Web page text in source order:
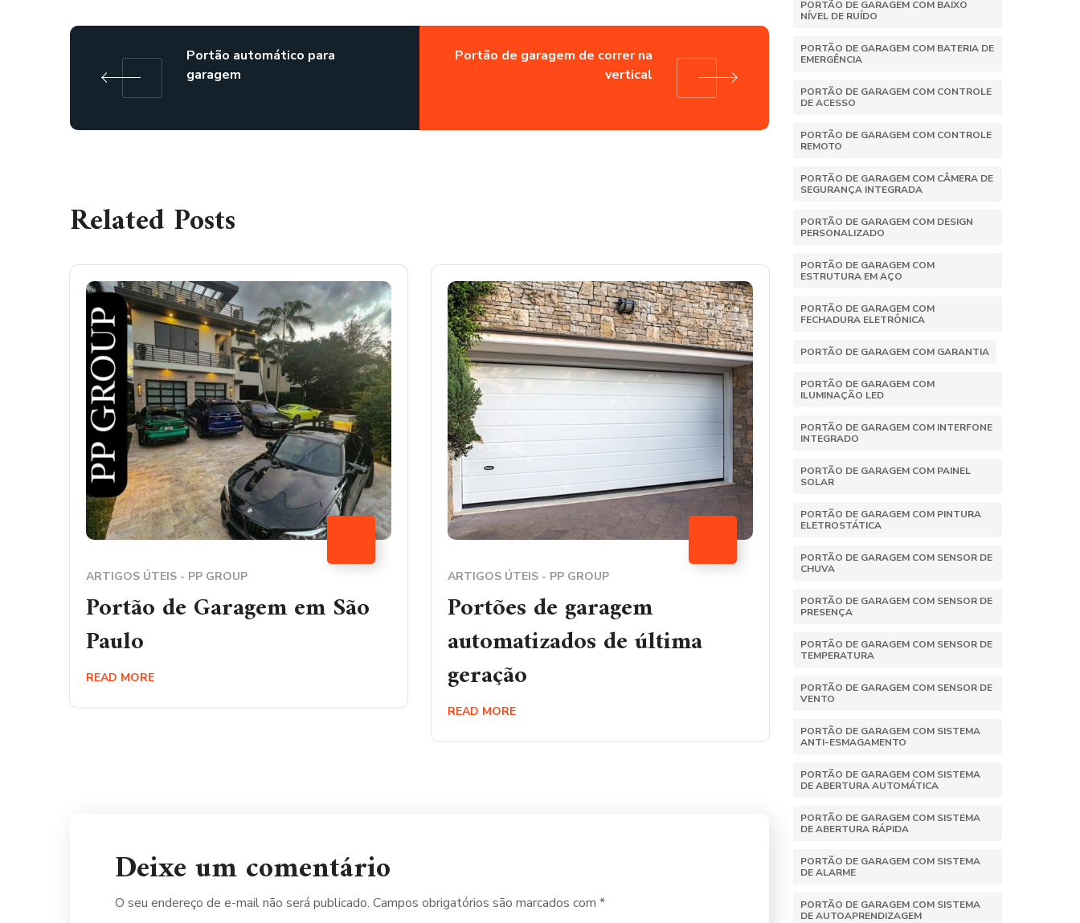
Portão automático para
garagem
Portão de garagem de correr na
vertical
Related Posts
ARTIGOS ÚTEIS - PP GROUP
Portão de Garagem em São
Paulo
READ MORE
ARTIGOS ÚTEIS - PP GROUP
Portões de garagem
automatizados de última
geração
READ MORE
Deixe um comentário
O seu endereço de e-mail não será publicado. Campos obrigatórios são marcados com *
PORTÃO DE GARAGEM COM BAIXO
NÍVEL DE RUÍDO
PORTÃO DE GARAGEM COM BATERIA DE
EMERGÊNCIA
PORTÃO DE GARAGEM COM CONTROLE
DE ACESSO
PORTÃO DE GARAGEM COM CONTROLE
REMOTO
PORTÃO DE GARAGEM COM CÂMERA DE
SEGURANÇA INTEGRADA
PORTÃO DE GARAGEM COM DESIGN
PERSONALIZADO
PORTÃO DE GARAGEM COM
ESTRUTURA EM AÇO
PORTÃO DE GARAGEM COM
FECHADURA ELETRÔNICA
PORTÃO DE GARAGEM COM GARANTIA
PORTÃO DE GARAGEM COM
ILUMINAÇÃO LED
PORTÃO DE GARAGEM COM INTERFONE
INTEGRADO
PORTÃO DE GARAGEM COM PAINEL
SOLAR
PORTÃO DE GARAGEM COM PINTURA
ELETROSTÁTICA
PORTÃO DE GARAGEM COM SENSOR DE
CHUVA
PORTÃO DE GARAGEM COM SENSOR DE
PRESENÇA
PORTÃO DE GARAGEM COM SENSOR DE
TEMPERATURA
PORTÃO DE GARAGEM COM SENSOR DE
VENTO
PORTÃO DE GARAGEM COM SISTEMA
ANTI-ESMAGAMENTO
PORTÃO DE GARAGEM COM SISTEMA
DE ABERTURA AUTOMÁTICA
PORTÃO DE GARAGEM COM SISTEMA
DE ABERTURA RÁPIDA
PORTÃO DE GARAGEM COM SISTEMA
DE ALARME
PORTÃO DE GARAGEM COM SISTEMA
DE AUTOAPRENDIZAGEM